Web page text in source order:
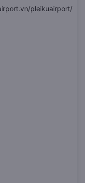
pleikuairport/